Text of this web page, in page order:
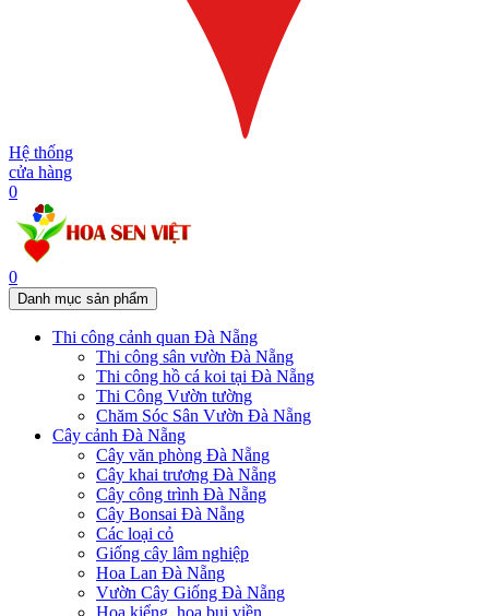
Hệ thống
cửa hàng
0
0
Danh mục sản phẩm
Thi công cảnh quan Đà Nẵng
Thi công sân vườn Đà Nẵng
Thi công hồ cá koi tại Đà Nẵng
Thi Công Vườn tường
Chăm Sóc Sân Vườn Đà Nẵng
Cây cảnh Đà Nẵng
Cây văn phòng Đà Nẵng
Cây khai trương Đà Nẵng
Cây công trình Đà Nẵng
Cây Bonsai Đà Nẵng
Các loại cỏ
Giống cây lâm nghiệp
Hoa Lan Đà Nẵng
Vườn Cây Giống Đà Nẵng
Hoa kiểng, hoa bụi viền